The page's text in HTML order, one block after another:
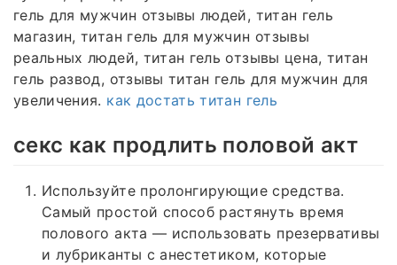
гель для мужчин отзывы людей, титан гель
магазин, титан гель для мужчин отзывы
реальных людей, титан гель отзывы цена, титан
гель развод, отзывы титан гель для мужчин для
увеличения. как достать титан гель
секс как продлить половой акт
Используйте пролонгирующие средства.
Самый простой способ растянуть время
полового акта — использовать презервативы
и лубриканты с анестетиком, которые